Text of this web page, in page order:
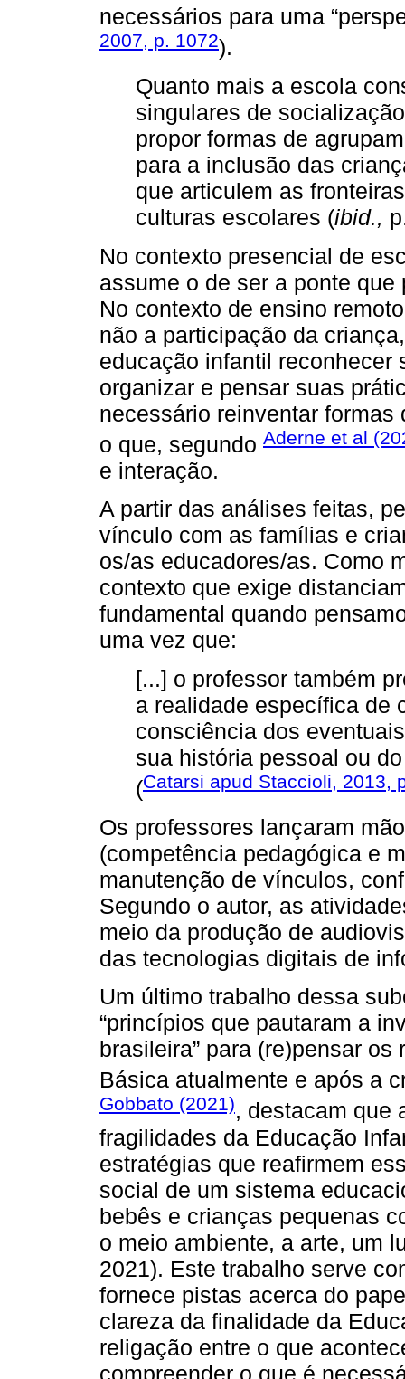
necessários para uma
2007, p. 1072).
Quanto mais a escola
singulares de
propor formas de
para a inclusão das
que articulem as
culturas escolares (ibid.,
No contexto presencial de
assume o de ser a ponte
No contexto de ensino
não a participação da
educação infantil
organizar e pensar suas
necessário reinventar
o que, segundo Aderne et al
e interação.
A partir das análises feitas,
vínculo com as famílias e
os/as educadores/as. Como
contexto que exige
fundamental quando
uma vez que:
[...] o professor também
a realidade específica de
consciência dos
sua história pessoal ou
(Catarsi apud Staccioli, 2013,
Os professores lançaram
(competência pedagógica e
manutenção de vínculos,
Segundo o autor, as
meio da produção de
das tecnologias digitais de
Um último trabalho dessa
“princípios que pautaram a
brasileira” para (re)pensar
Básica atualmente e após a
Gobbato (2021), destacam que
fragilidades da Educação
estratégias que reafirmem
social de um sistema
bebês e crianças pequenas
o meio ambiente, a arte, um
2021). Este trabalho serve
fornece pistas acerca do
clareza da finalidade da
religação entre o que
compreender o que é